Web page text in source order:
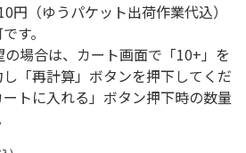
円（ゆうパケット出荷作業代込）
す。
場合は、カート画面で「10+」を
「再計算」ボタンを押下してくだ
トに入れる」ボタン押下時の数量